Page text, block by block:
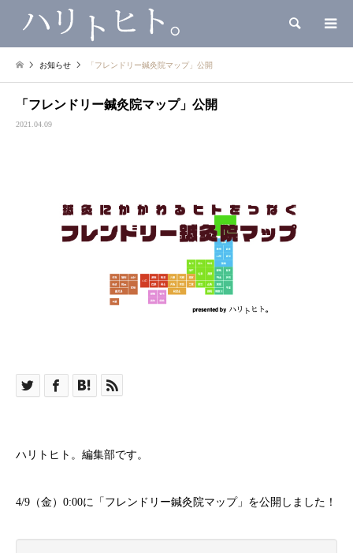
検索
お知らせ 「フレンドリー鍼灸院マップ」公開
「フレンドリー鍼灸院マップ」公開
2021.04.09
ハリトヒト。編集部です。
4/9（金）0:00に「フレンドリー鍼灸院マップ」を公開しました！